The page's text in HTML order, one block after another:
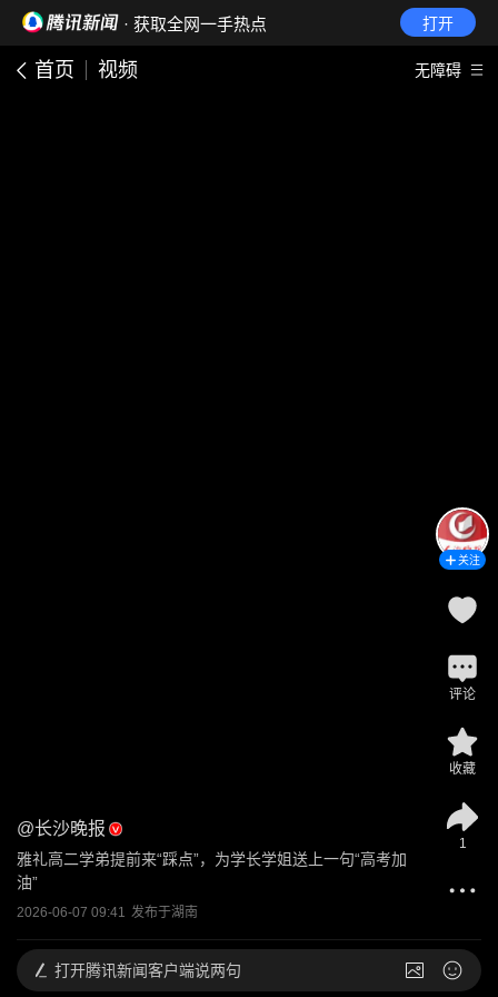
· 获取全网一手热点 打开
首页 视频 无障碍
@长沙晚报
雅礼高二学弟提前来“踩点”，为学长学姐送上一句“高考加
油”
2026-06-07 09:41 发布于湖南
关注
评论
收藏
1
打开腾讯新闻客户端说两句